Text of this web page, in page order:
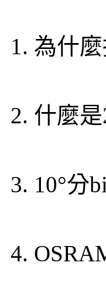
1. 為什
2. 什麼
3. 10°分
4.